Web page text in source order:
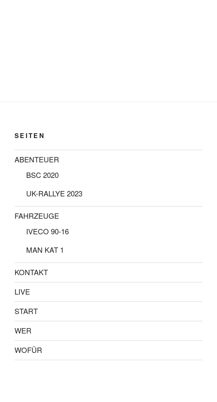
SEITEN
ABENTEUER
BSC 2020
UK-RALLYE 2023
FAHRZEUGE
IVECO 90-16
MAN KAT 1
KONTAKT
LIVE
START
WER
WOFÜR